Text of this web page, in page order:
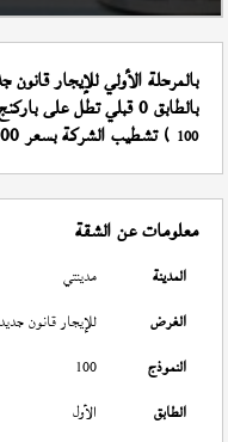
بالمرحلة الأولي للإيجار قانون
بالطابق 0 قبلي تطل على باركنج تشمل 2 نوم 1 حمام 1 بلكونة النموذج (
100 ) تشطيب الشركة بسعر 5,500 جنيه
معلومات عن الشقة
المدينة مدينتي
الغرض
للإيجار قانون جديد
النموذج
100
الطابق
الأول